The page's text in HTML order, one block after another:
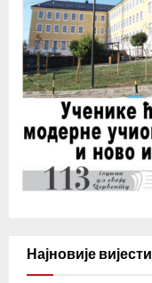
Најновије вијести